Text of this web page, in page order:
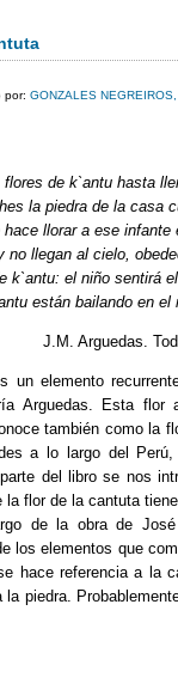
por:GONZALES
flores de k`antu hasta
la piedra de la casa
llorar a ese
no llegan al cielo,
k`antu: el niño sentirá
están bailando en
J.M. Arguedas.
un elemento
Arguedas. Esta
también como la
a lo largo del
del libro se nos
flor de la cantuta
de la obra de
los elementos que
hace referencia a la
la piedra.